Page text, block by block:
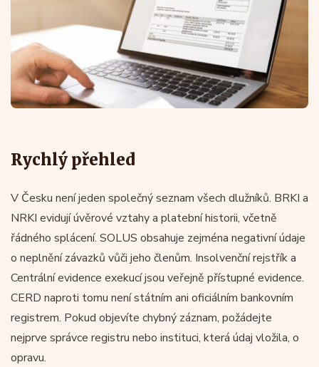
Rychlý přehled
V Česku není jeden společný seznam všech dlužníků. BRKI a
NRKI evidují úvěrové vztahy a platební historii, včetně
řádného splácení. SOLUS obsahuje zejména negativní údaje
o neplnění závazků vůči jeho členům. Insolvenční rejstřík a
Centrální evidence exekucí jsou veřejně přístupné evidence.
CERD naproti tomu není státním ani oficiálním bankovním
registrem. Pokud objevíte chybný záznam, požádejte
nejprve správce registru nebo instituci, která údaj vložila, o
opravu.